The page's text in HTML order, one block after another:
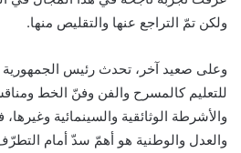
ولكن تمّ التراجع عنها والتقليص منها.
وعلى صعيد آخر، تحدث رئيس الجمهورية
للتعليم كالمسرح والفن وفنّ الخط
والأشرطة الوثائقية والسينمائية
والعدل والوطنية هو أهمّ سدّ أمام